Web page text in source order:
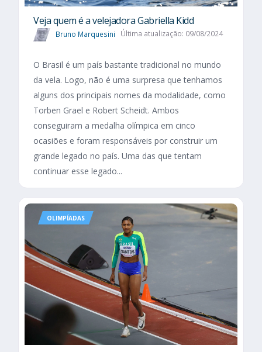
Veja quem é a velejadora Gabriella Kidd
Bruno Marquesini Última atualização: 09/08/2024
O Brasil é um país bastante tradicional no mundo
da vela. Logo, não é uma surpresa que tenhamos
alguns dos principais nomes da modalidade, como
Torben Grael e Robert Scheidt. Ambos
conseguiram a medalha olímpica em cinco
ocasiões e foram responsáveis por construir um
grande legado no país. Uma das que tentam
continuar esse legado...
OLIMPÍADAS